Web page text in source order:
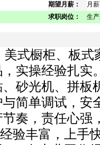
期望月薪：
月
求职岗位： 生
式橱柜、板式
实操经验扎实
砂光机、拼板
简单调试，安
奏，责任心强
验丰富，上手